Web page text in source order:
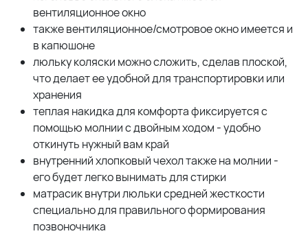
вентиляционное окно
также вентиляционное/смотровое окно имеется и
в капюшоне
люльку коляски можно сложить, сделав плоской,
что делает ее удобной для транспортировки или
хранения
теплая накидка для комфорта фиксируется с
помощью молнии с двойным ходом - удобно
откинуть нужный вам край
внутренний хлопковый чехол также на молнии -
его будет легко вынимать для стирки
матрасик внутри люльки средней жесткости
специально для правильного формирования
позвоночника